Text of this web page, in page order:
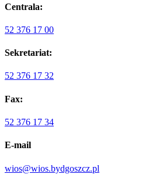
Centrala:
52 376 17 00
Sekretariat:
52 376 17 32
Fax:
52 376 17 34
E-mail
wios@wios.bydgoszcz.pl